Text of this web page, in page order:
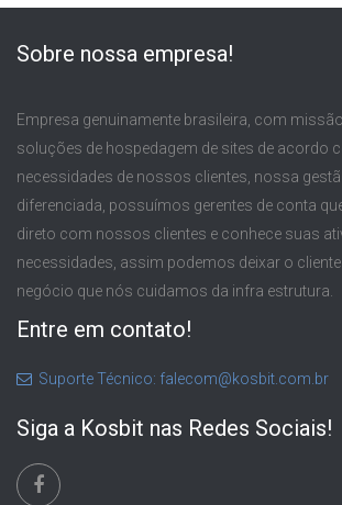
Sobre nossa empresa!
Empresa genuinamente brasileira, com
soluções de hospedagem de sites de acordo
necessidades de nossos clientes, nossa
diferenciada, possuímos gerentes de conta
direto com nossos clientes e conhece suas
necessidades, assim podemos deixar o
negócio que nós cuidamos da infra estrutura.
Entre em contato!
Suporte Técnico: falecom@kosbit.com.br
Siga a Kosbit nas Redes Sociais!